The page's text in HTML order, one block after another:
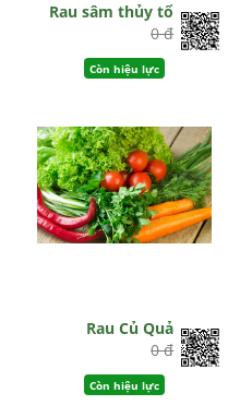
Rau sâm thủy tổ
0 đ
Còn hiệu lực
Rau Củ Quả
0 đ
Còn hiệu lực